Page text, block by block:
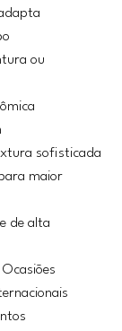
ou
sofisticada
maior
de alta